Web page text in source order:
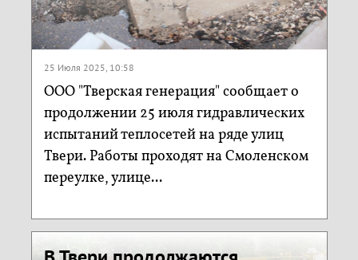
25 Июля 2025, 10:58
ООО "Тверская генерация" сообщает о
продолжении 25 июля гидравлических
испытаний теплосетей на ряде улиц
Твери. Работы проходят на Смоленском
переулке, улице...